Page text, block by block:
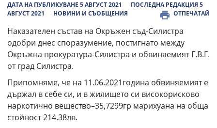
ДАТА НА ПУБЛИКУВАНЕ 5 АВГУСТ 2021
ПОСЛЕДНА РЕДАКЦИЯ 5
АВГУСТ 2021
НОВИНИ И СЪОБЩЕНИЯ ОТПЕЧАТАЙ
Наказателен състав на Окръжен съд-Силистра
одобри днес споразумение, постигнато между
Окръжна прокуратура-Силистра и обвиняемият Г.В.Г.
от град Силистра.
Припомняме, че на 11.06.2021година обвиняемият е
държал в себе си, и в жилището си високорисково
наркотично вещество–35,7299гр марихуана на обща
стойност 214.38лв.